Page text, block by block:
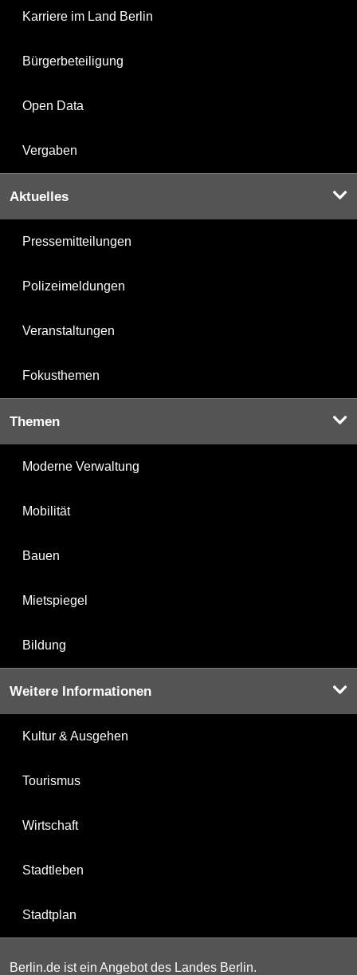
Karriere im Land Berlin
Bürgerbeteiligung
Open Data
Vergaben
Aktuelles
Pressemitteilungen
Polizeimeldungen
Veranstaltungen
Fokusthemen
Themen
Moderne Verwaltung
Mobilität
Bauen
Mietspiegel
Bildung
Weitere Informationen
Kultur & Ausgehen
Tourismus
Wirtschaft
Stadtleben
Stadtplan
Berlin.de ist ein Angebot des Landes Berlin.